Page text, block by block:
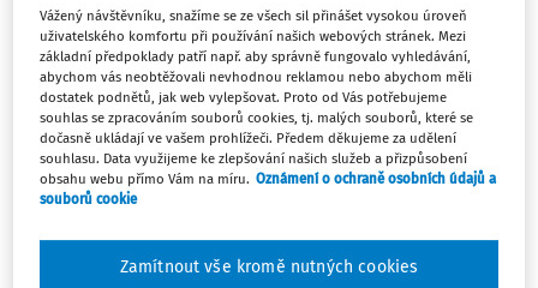
§ 35 DŘ
Nad rámec výše uvedeného Nejvyšší správní soud uvádí,
že podle§ 8a§ 10 zákona č. 456/2011 Sb., o Finanční
správě České republiky, ve znění pozdějších předpisů,
jenž nabyl účinnosti dnem 1. ledna 2013, ve spojení s
10 daňového řádu, jsou správci daně finanční úřady,
územních samosprávných celků. Tyto finanční úřady sídlí
v sídle příslušného vyššího územního samosprávného
Vážený návštěvníku, snažíme se ze všech sil přinášet vysokou úroveň
uživatelského komfortu při používání našich webových stránek. Mezi
základní předpoklady patří např. aby správně fungovalo vyhledávání,
abychom vás neobtěžovali nevhodnou reklamou nebo abychom měli
dostatek podnětů, jak web vylepšovat. Proto od Vás potřebujeme
souhlas se zpracováním souborů cookies, tj. malých souborů, které se
dočasně ukládají ve vašem prohlížeči. Předem děkujeme za udělení
souhlasu. Data využijeme ke zlepšování našich služeb a přizpůsobení
obsahu webu přímo Vám na míru. Oznámení o ochraně osobních údajů a
souborů cookie
Zamítnout vše kromě nutných cookies